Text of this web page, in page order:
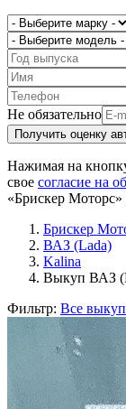
Не обязательно
Получить оценку
Нажимая на
свое согласие на
«Брискер Моторс»
Брискер
ВАЗ (Lada)
Kalina
Выкуп ВАЗ
Фильтр: Все